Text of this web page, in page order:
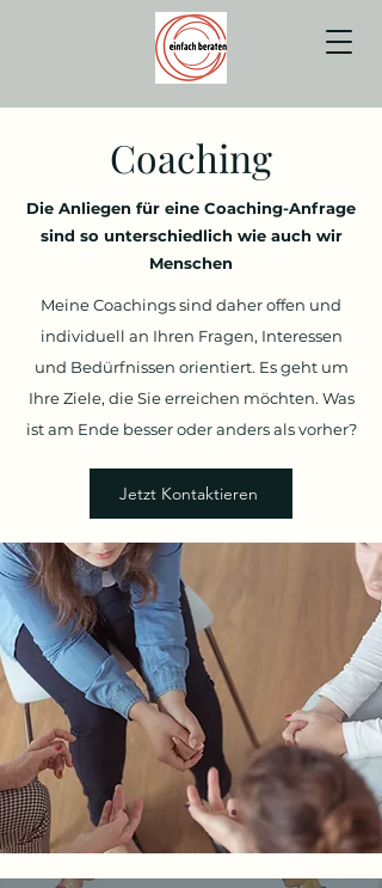
Coaching
Die Anliegen für eine Coaching-Anfrage
sind so unterschiedlich wie auch wir
Menschen
Meine Coachings sind daher offen und
individuell an Ihren Fragen, Interessen
und Bedürfnissen orientiert. Es geht um
Ihre Ziele, die Sie erreichen möchten. Was
ist am Ende besser oder anders als vorher?
Jetzt Kontaktieren